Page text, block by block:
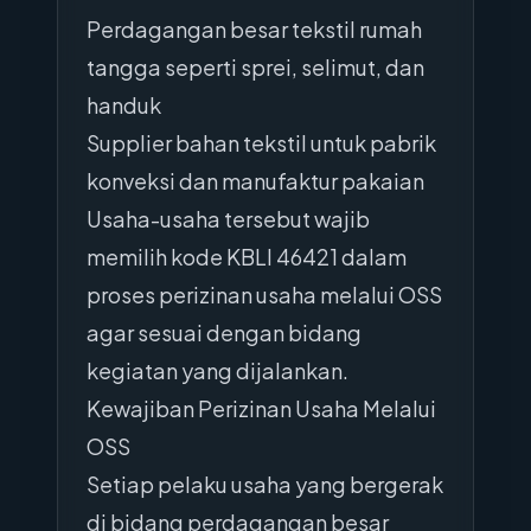
Perdagangan besar tekstil rumah
tangga seperti sprei, selimut, dan
handuk
Supplier bahan tekstil untuk pabrik
konveksi dan manufaktur pakaian
Usaha-usaha tersebut wajib
memilih kode KBLI 46421 dalam
proses perizinan usaha melalui OSS
agar sesuai dengan bidang
kegiatan yang dijalankan.
Kewajiban Perizinan Usaha Melalui
OSS
Setiap pelaku usaha yang bergerak
di bidang perdagangan besar